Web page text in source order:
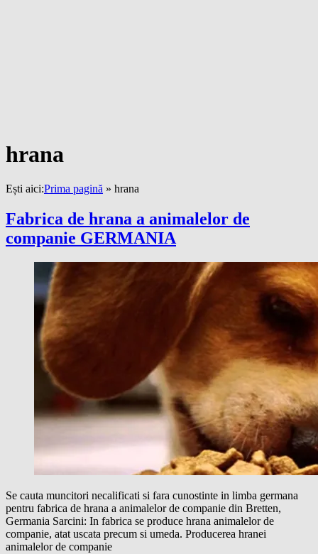
hrana
Ești aici:Prima pagină » hrana
Fabrica de hrana a animalelor de
companie GERMANIA
Se cauta muncitori necalificati si fara cunostinte in limba germana
pentru fabrica de hrana a animalelor de companie din Bretten,
Germania Sarcini: In fabrica se produce hrana animalelor de
companie, atat uscata precum si umeda. Producerea hranei
animalelor de companie